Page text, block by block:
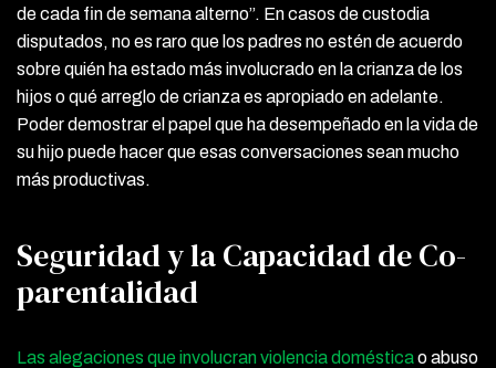
de cada fin de semana alterno”. En casos de custodia
disputados, no es raro que los padres no estén de acuerdo
sobre quién ha estado más involucrado en la crianza de los
hijos o qué arreglo de crianza es apropiado en adelante.
Poder demostrar el papel que ha desempeñado en la vida de
su hijo puede hacer que esas conversaciones sean mucho
más productivas.
Seguridad y la Capacidad de Co-
parentalidad
Las alegaciones que involucran violencia domésticao abuso